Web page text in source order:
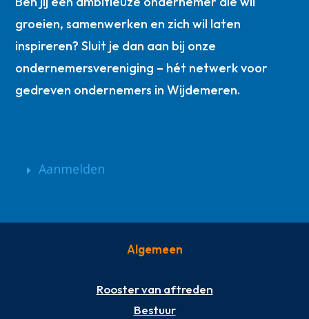
groeien, samenwerken en zich wil laten
inspireren? Sluit je dan aan bij onze
ondernemersvereniging – hét netwerk voor
gedreven ondernemers in Wijdemeren.
Aanmelden
Algemeen
Rooster van aftreden
Bestuur